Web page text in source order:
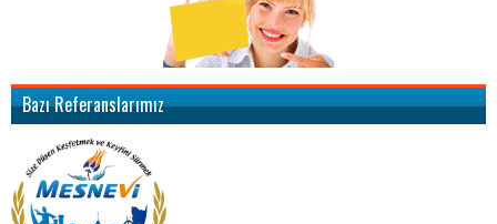
Bazı Referanslarımız